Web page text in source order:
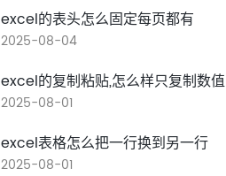
excel的表头怎么固定每页都有
2025-08-04
excel的复制粘贴,怎么样只复制数值
2025-08-01
excel表格怎么把一行换到另一行
2025-08-01